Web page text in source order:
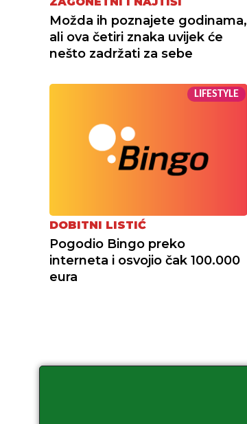
Možda ih poznajete godinama,
ali ova četiri znaka uvijek će
nešto zadržati za sebe
LIFESTYLE
DOBITNI LISTIĆ
Pogodio Bingo preko
interneta i osvojio čak 100.000
eura